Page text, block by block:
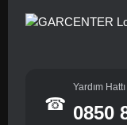
☎
Yardım Hattı
0850